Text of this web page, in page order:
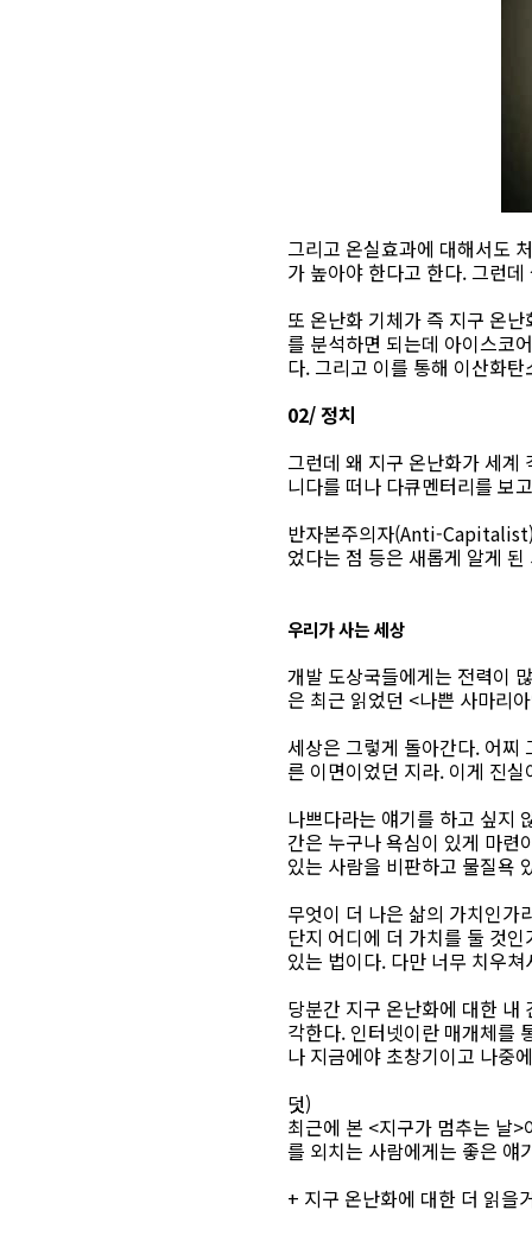
그리고 온실효과에 대해서도
가 높아야 한다고 한다. 그런
또 온난화 기체가 즉 지구 온
를 분석하면 되는데 아이스코
다. 그리고 이를 통해 이산화
02/ 정치
그런데 왜 지구 온난화가 세계
니다를 떠나 다큐멘터리를 보
반자본주의자(Anti-Capitalist)
었다는 점 등은 새롭게 알게
우리가 사는 세상
개발 도상국들에게는 전력이
은 최근 읽었던 <나쁜 사마리
세상은 그렇게 돌아간다. 어찌
른 이면이었던 지라. 이게 진
나쁘다라는 얘기를 하고 싶지
간은 누구나 욕심이 있게 마련
있는 사람을 비판하고 물질욕
무엇이 더 나은 삶의 가치인가
단지 어디에 더 가치를 둘 것
있는 법이다. 다만 너무 치우
당분간 지구 온난화에 대한 내
각한다. 인터넷이란 매개체를
나 지금에야 초창기이고 나중
덧)
최근에 본 <지구가 멈추는 날
를 외치는 사람에게는 좋은 얘
+ 지구 온난화에 대한 더 읽